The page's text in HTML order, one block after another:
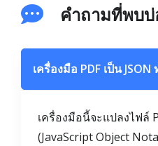
คำถามที่พบบ่
เครื่องมือ PDF เป็น JSON
เครื่องมือนี้จะแปลงไฟล์
(JavaScript Object